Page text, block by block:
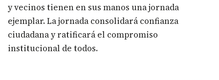
y vecinos tienen en sus manos una jornada
ejemplar. La jornada consolidará confianza
ciudadana y ratificará el compromiso
institucional de todos.